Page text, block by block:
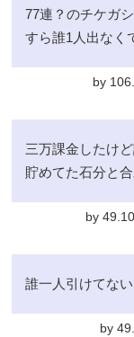
77連？のチケガ
すら誰1人出なく
by
三万課金したけ
貯めてた石分と
by
誰一人引けてな
by